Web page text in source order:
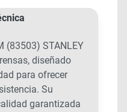
(83503) STANLEY
diseñado
para ofrecer
Su
garantizada